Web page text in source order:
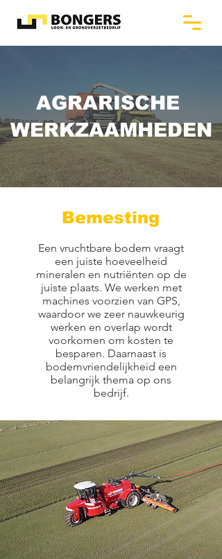
AGRARISCHE
WERKZAAMHEDEN
Bemesting
Een vruchtbare bodem vraagt
een juiste hoeveelheid
mineralen en nutriënten op de
juiste plaats. We werken met
machines voorzien van GPS,
waardoor we zeer nauwkeurig
werken en overlap wordt
voorkomen om kosten te
besparen. Daarnaast is
bodemvriendelijkheid een
belangrijk thema op ons
bedrijf.